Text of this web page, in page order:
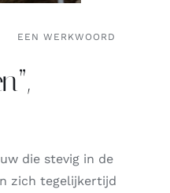
EEN WERKWOORD
die stevig in de
zich tegelijkertijd